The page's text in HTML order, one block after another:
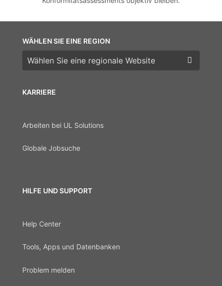
KARRIERE
Arbeiten bei UL Solutions
Globale Jobsuche
HILFE UND SUPPORT
Help Center
Tools, Apps und Datenbanken
Problem melden
WÄHLEN SIE EINE REGION
Wählen Sie eine Region